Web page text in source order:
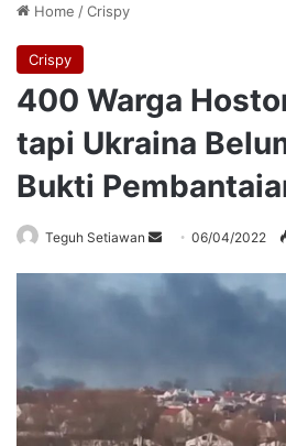
Home /Crispy
Crispy
400 Warga
tapi Ukraina
Bukti
Teguh Setiawan
Send06/04/2022